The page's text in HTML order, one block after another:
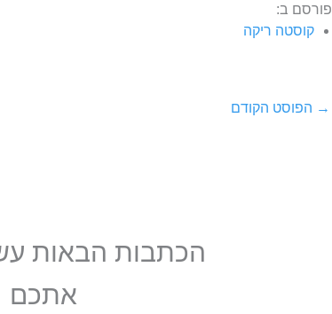
פורסם ב:
קוסטה ריקה
→ הפוסט הקודם
הכתבות הבאות
אתכם